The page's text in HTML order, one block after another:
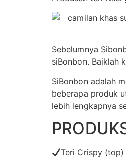
Sebelumnya
siBonbon. Baiklah
SiBonbon adalah
beberapa produk
lebih lengkapnya
Teri Crispy (top)